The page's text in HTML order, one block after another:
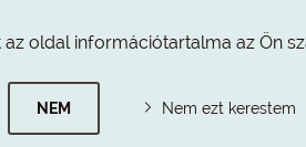
az oldal információtartalma az Ön
NEM Nem ezt kerestem